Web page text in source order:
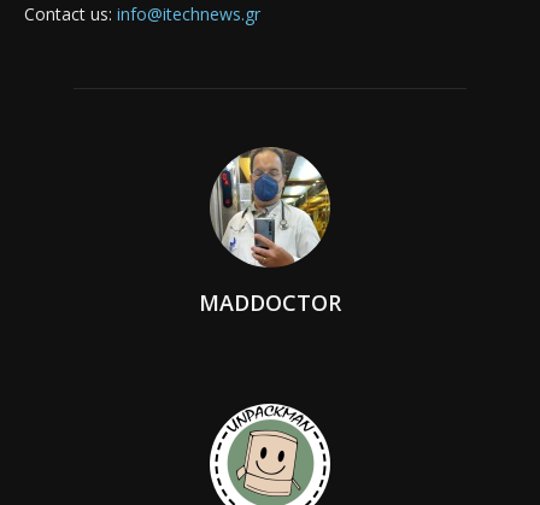
Contact us: info@itechnews.gr
MADDOCTOR